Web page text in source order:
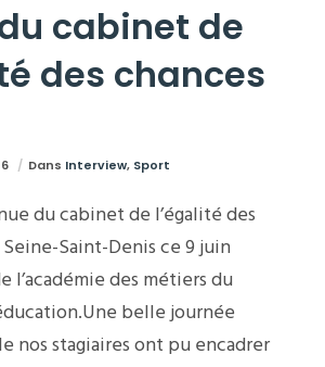
cabinet de
des chances
Dans Interview, Sport
du cabinet de l’égalité des
Saint-Denis ce 9 juin
l’académie des métiers du
belle journée
nos stagiaires ont pu encadrer